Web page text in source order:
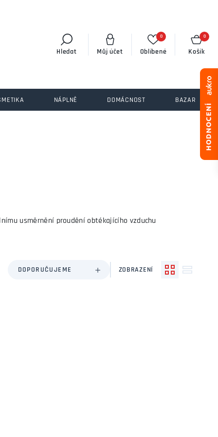
Hledat Můj účet
0
Oblíbené
0
Košík
NÁPLNĚ DOMÁCNOST BAZAR
usměrnění proudění obtékajícího vzduchu
DOPORUČUJEME ZOBRAZENÍ